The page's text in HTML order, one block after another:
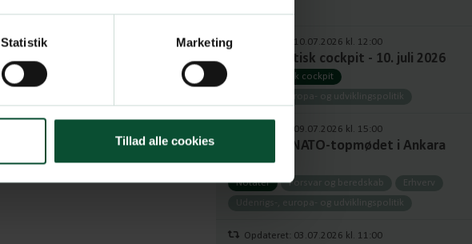
Statistik Marketing
Tillad alle cookies
Opdateret: 10.07.2026 kl. 12:00
Europapolitisk cockpit - 10. juli 2026
Europapolitisk cockpit
Udenrigs-, europa- og udviklingspolitik
Opdateret: 09.07.2026 kl. 15:00
Notat om NATO-topmødet i Ankara
2026
Notater Forsvar og beredskab
Erhverv
Udenrigs-, europa- og udviklingspolitik
Opdateret: 03.07.2026 kl. 11:00